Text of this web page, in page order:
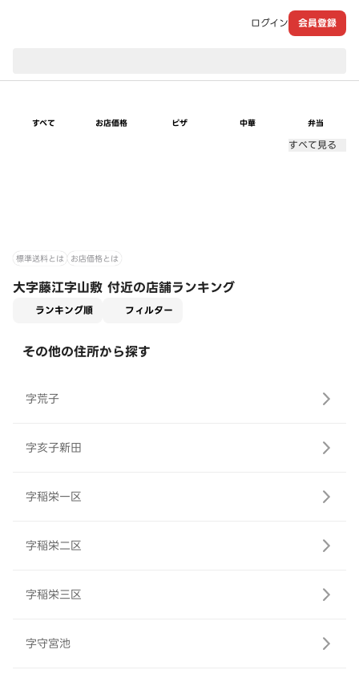
ログイン 会員登録
すべて お店価格 ピザ 中華 弁当
すべて見る
標準送料とは お店価格とは
大字藤江字山敷 付近の店舗ランキング
ランキング順 フィルター
その他の住所から探す
字荒子
字亥子新田
字稲栄一区
字稲栄二区
字稲栄三区
字守宮池